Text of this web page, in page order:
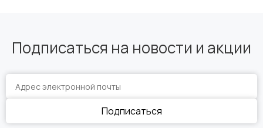
Подписаться на новости и акции
Подписаться